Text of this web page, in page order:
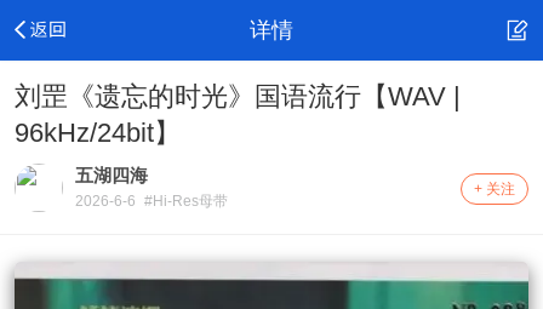
详情
刘罡《遗忘的时光》国语流行【WAV |
96kHz/24bit】
五湖四海
2026-6-6 #Hi-Res母带
+ 关注